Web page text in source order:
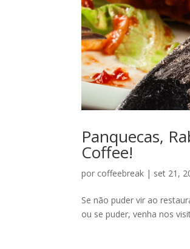
Panquecas,
Coffee!
por coffeebreak | set 21,
Se não puder vir ao
ou se puder, venha nos